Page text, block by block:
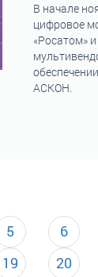
В начале
цифровое
«Росатом»
АСКОН.
5 6
19 20